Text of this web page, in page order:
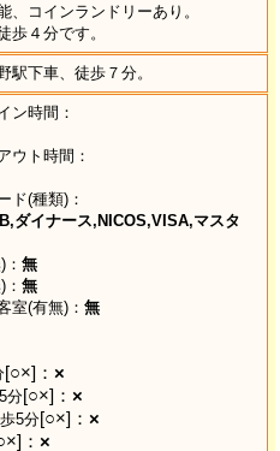
、コインランドリーあり。
歩４分です。
駅下車、徒歩７分。
ン時間：
ウト時間：
ド(種類)：
ダイナース,NICOS,VISA,マスタ
無
無
室(有無)： 無
[○×]： ×
分[○×]： ×
5分[○×]： ×
： ×